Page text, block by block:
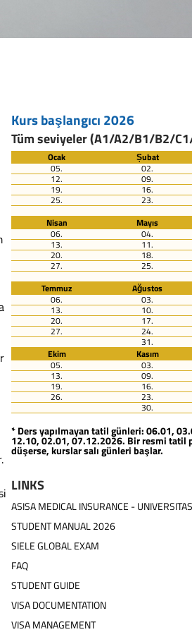
Kurs başlangıcı 2026
Tüm seviyeler (A1/A2/B1/B2/
Ocak Șubat
05.
02.
12. 09.
19. 16.
25. 23.
Nisan
Mayıs
06.
04.
13. 11.
20. 18.
27. 25.
Temmuz
Ağustos
06.
03.
13. 10.
20. 17.
27. 24.
31.
Ekim
Kasım
05.
03.
13. 09.
19. 16.
26. 23.
30.
* Ders yapılmayan tatil günleri: 06.01,
12.10, 02.01, 07.12.2026. Bir resmi tatil
düşerse, kurslar salı günleri başlar.
LINKS
ASISA MEDICAL INSURANCE -
STUDENT MANUAL 2026
SIELE GLOBAL EXAM
FAQ
STUDENT GUIDE
VISA DOCUMENTATION
VISA MANAGEMENT